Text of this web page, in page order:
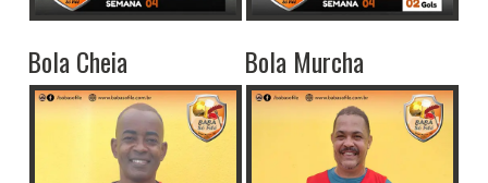
Bola Cheia Bola Murcha